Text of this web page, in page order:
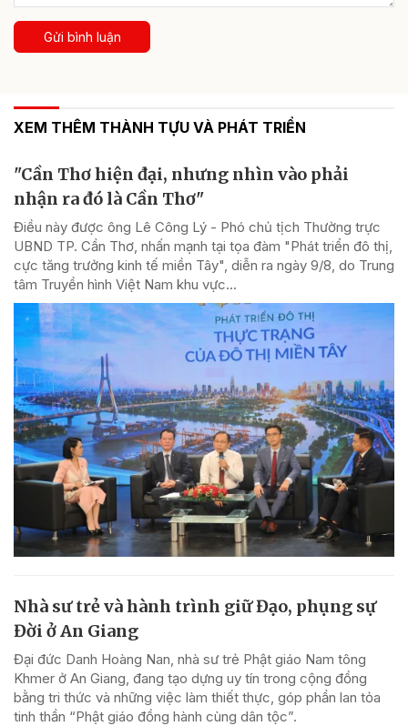
Gửi bình luận
XEM THÊM THÀNH TỰU VÀ PHÁT TRIỂN
"Cần Thơ hiện đại, nhưng nhìn vào phải
nhận ra đó là Cần Thơ"
Điều này được ông Lê Công Lý - Phó chủ tịch Thường trực
UBND TP. Cần Thơ, nhấn mạnh tại tọa đàm "Phát triển đô thị,
cực tăng trưởng kinh tế miền Tây", diễn ra ngày 9/8, do Trung
tâm Truyền hình Việt Nam khu vực...
Nhà sư trẻ và hành trình giữ Đạo, phụng sự
Đời ở An Giang
Đại đức Danh Hoàng Nan, nhà sư trẻ Phật giáo Nam tông
Khmer ở An Giang, đang tạo dựng uy tín trong cộng đồng
bằng tri thức và những việc làm thiết thực, góp phần lan tỏa
tinh thần “Phật giáo đồng hành cùng dân tộc”.